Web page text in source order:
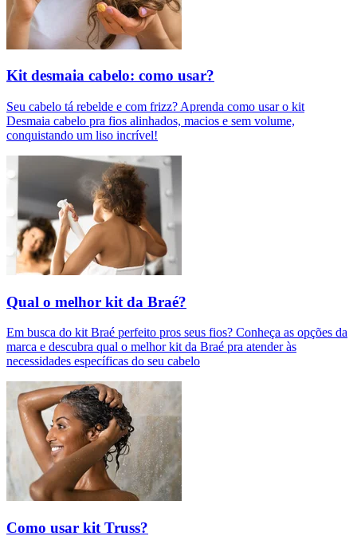
Kit desmaia cabelo: como usar?
Seu cabelo tá rebelde e com frizz? Aprenda como usar o kit
Desmaia cabelo pra fios alinhados, macios e sem volume,
conquistando um liso incrível!
Qual o melhor kit da Braé?
Em busca do kit Braé perfeito pros seus fios? Conheça as opções da
marca e descubra qual o melhor kit da Braé pra atender às
necessidades específicas do seu cabelo
Como usar kit Truss?